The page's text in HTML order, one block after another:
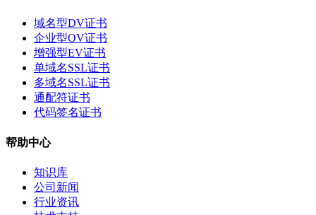
域名型DV证书
企业型OV证书
增强型EV证书
单域名SSL证书
多域名SSL证书
通配符证书
代码签名证书
帮助中心
知识库
公司新闻
行业资讯